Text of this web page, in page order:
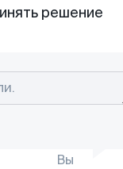
решение
Вы